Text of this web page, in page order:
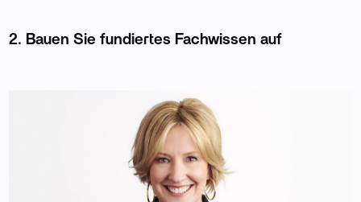
2. Bauen Sie fundiertes Fachwissen auf